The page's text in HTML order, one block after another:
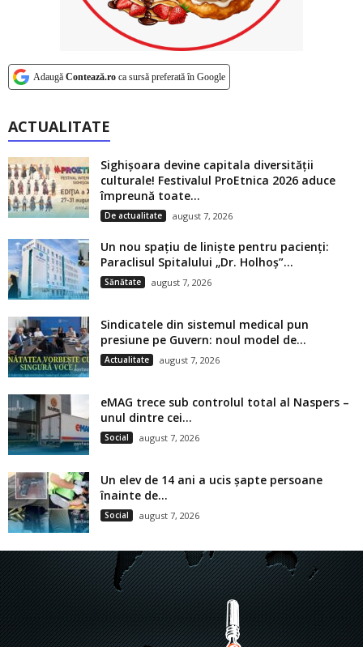
Adaugă Contează.ro ca sursă preferată în Google
ACTUALITATE
Sighișoara devine capitala diversității
culturale! Festivalul ProEtnica 2026 aduce
împreună toate...
De actualitate august 7, 2026
Un nou spațiu de liniște pentru pacienți:
Paraclisul Spitalului „Dr. Holhoș”...
Sănătate august 7, 2026
Sindicatele din sistemul medical pun
presiune pe Guvern: noul model de...
Actualitate august 7, 2026
eMAG trece sub controlul total al Naspers –
unul dintre cei...
Social august 7, 2026
Un elev de 14 ani a ucis șapte persoane
înainte de...
Social august 7, 2026